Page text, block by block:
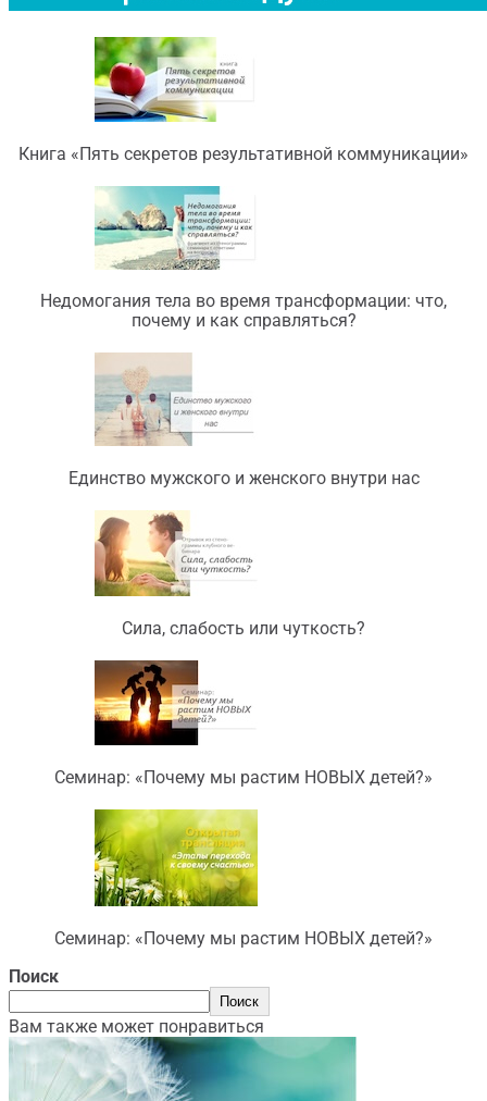
Книга «Пять секретов результативной коммуникации»
Недомогания тела во время трансформации: что,
почему и как справляться?
Единство мужского и женского внутри нас
Сила, слабость или чуткость?
Семинар: «Почему мы растим НОВЫХ детей?»
Семинар: «Почему мы растим НОВЫХ детей?»
Поиск
Поиск
Вам также может понравиться